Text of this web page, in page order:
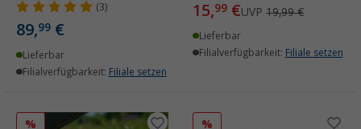
(3)
89,99 €
Lieferbar
Filialverfügbarkeit: Filiale setzen
15,99 €UVP 19,99 €
Lieferbar
Filialverfügbarkeit: Filiale setzen
% %